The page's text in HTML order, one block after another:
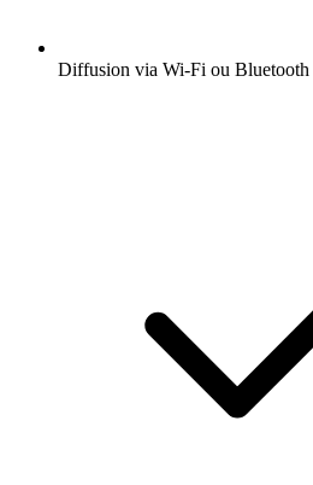
Diffusion via Wi-Fi ou Bluetooth